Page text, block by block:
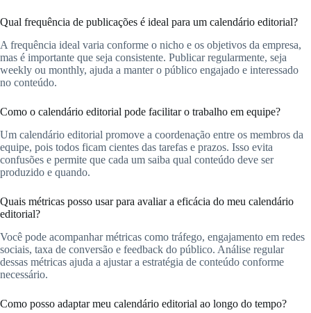
Qual frequência de publicações é ideal para um calendário editorial?
A frequência ideal varia conforme o nicho e os objetivos da empresa,
mas é importante que seja consistente. Publicar regularmente, seja
weekly ou monthly, ajuda a manter o público engajado e interessado
no conteúdo.
Como o calendário editorial pode facilitar o trabalho em equipe?
Um calendário editorial promove a coordenação entre os membros da
equipe, pois todos ficam cientes das tarefas e prazos. Isso evita
confusões e permite que cada um saiba qual conteúdo deve ser
produzido e quando.
Quais métricas posso usar para avaliar a eficácia do meu calendário
editorial?
Você pode acompanhar métricas como tráfego, engajamento em redes
sociais, taxa de conversão e feedback do público. Análise regular
dessas métricas ajuda a ajustar a estratégia de conteúdo conforme
necessário.
Como posso adaptar meu calendário editorial ao longo do tempo?